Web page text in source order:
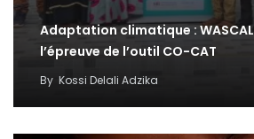
Adaptation climatique :
l’épreuve de l’outil CO-CAT
By Kossi Delali Adzika